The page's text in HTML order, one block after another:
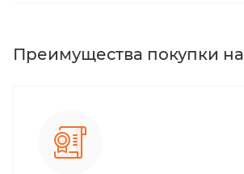
Преимущества покупки